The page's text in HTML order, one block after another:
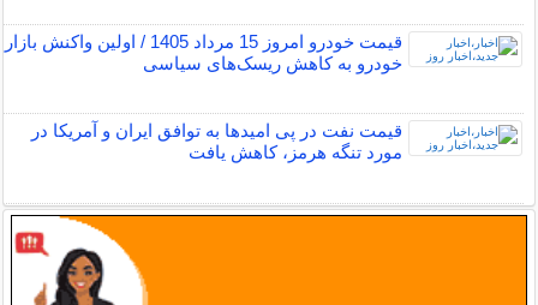
قیمت خودرو امروز 15 مرداد 1405 / اولین واکنش بازار
خودرو به کاهش ریسک‌های سیاسی
قیمت نفت در پی امیدها به توافق ایران و آمریکا در
مورد تنگه هرمز، کاهش یافت